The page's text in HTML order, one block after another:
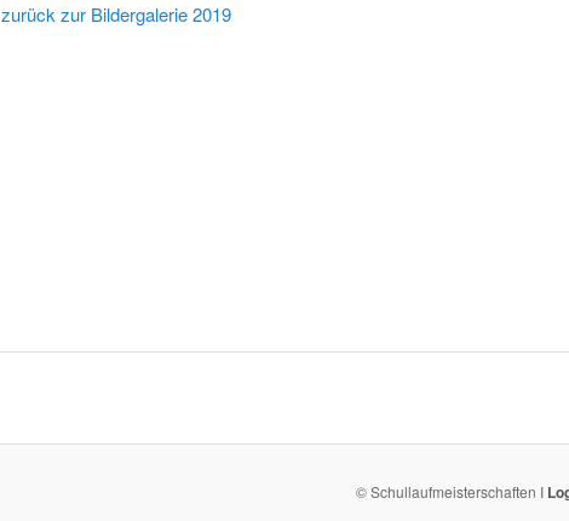
zurück zur Bildergalerie 2019
© Schullaufmeisterschaften I